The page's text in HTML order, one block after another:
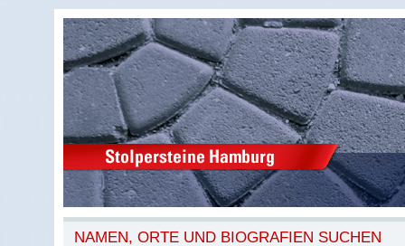
NAMEN, ORTE UND BIOGRAFIEN SUCHEN